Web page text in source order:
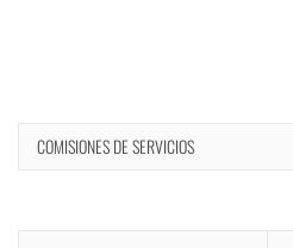
COMISIONES DE SERVICIOS